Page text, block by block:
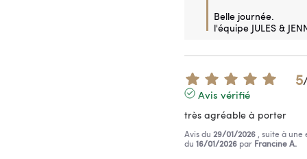
Belle journée.
l'équipe JULES &
5
Avis vérifié
très agréable à porter
Avis du 29/01/2026 , suite à
du 16/01/2026 par Francine A.